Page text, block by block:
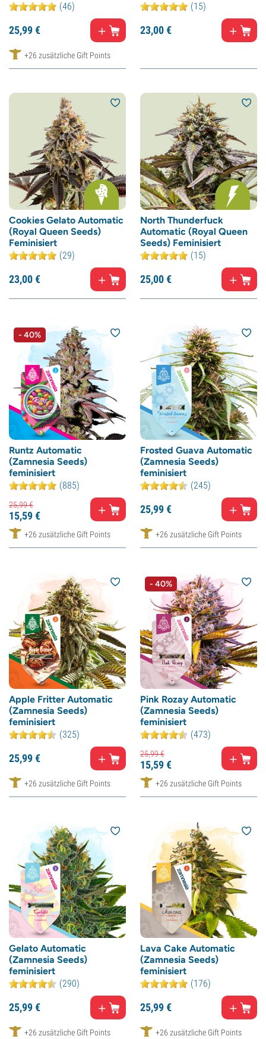
(46)
25,99€
+26 zusätzliche Gift Points
(15)
23,00€
Cookies Gelato Automatic
(Royal Queen Seeds)
Feminisiert
(29)
23,00€
North Thunderfuck
Automatic (Royal Queen
Seeds) Feminisiert
(15)
25,00€
- 40%
Runtz Automatic
(Zamnesia Seeds)
feminisiert
(885)
25,99€
15,59€
+26 zusätzliche Gift Points
Frosted Guava Automatic
(Zamnesia Seeds)
feminisiert
(245)
25,99€
+26 zusätzliche Gift Points
Apple Fritter Automatic
(Zamnesia Seeds)
feminisiert
(325)
25,99€
+26 zusätzliche Gift Points
- 40%
Pink Rozay Automatic
(Zamnesia Seeds)
feminisiert
(473)
25,99€
15,59€
+26 zusätzliche Gift Points
Gelato Automatic
(Zamnesia Seeds)
feminisiert
(290)
25,99€
+26 zusätzliche Gift Points
Lava Cake Automatic
(Zamnesia Seeds)
feminisiert
(176)
25,99€
+26 zusätzliche Gift Points